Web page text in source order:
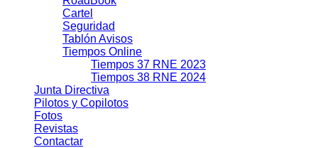
Cartel
Seguridad
Tablón Avisos
Tiempos Online
Tiempos 37 RNE 2023
Tiempos 38 RNE 2024
Junta Directiva
Pilotos y Copilotos
Fotos
Revistas
Contactar